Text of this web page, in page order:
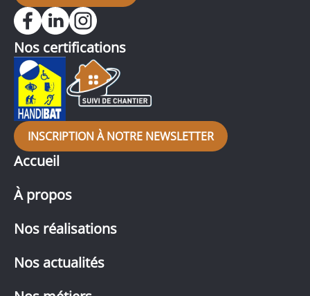
Accueil
À propos
Nos réalisations
Nos actualités
Nos certifications
INSCRIPTION À NOTRE NEWSLETTER